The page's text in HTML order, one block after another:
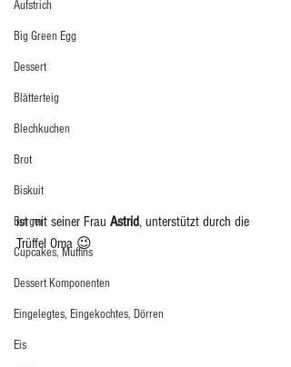
Aufstrich
Big Green Egg
Dessert
Blätterteig
Blechkuchen
Brot
Biskuit
Burger
Cupcakes, Muffins
Dessert Komponenten
Eingelegtes, Eingekochtes, Dörren
Eis
ist mit seiner Frau Astrid, unterstützt durch die
Trüffel Oma 😉